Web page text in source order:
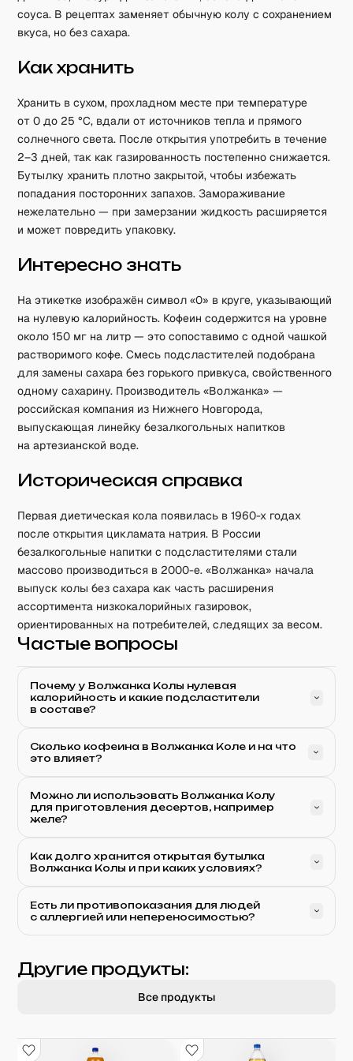
соуса. В рецептах заменяет обычную колу с сохранением
вкуса, но без сахара.
Как хранить
Хранить в сухом, прохладном месте при температуре
от 0 до 25 °C, вдали от источников тепла и прямого
солнечного света. После открытия употребить в течение
2–3 дней, так как газированность постепенно снижается.
Бутылку хранить плотно закрытой, чтобы избежать
попадания посторонних запахов. Замораживание
нежелательно — при замерзании жидкость расширяется
и может повредить упаковку.
Интересно знать
На этикетке изображён символ «0» в круге, указывающий
на нулевую калорийность. Кофеин содержится на уровне
около 150 мг на литр — это сопоставимо с одной чашкой
растворимого кофе. Смесь подсластителей подобрана
для замены сахара без горького привкуса, свойственного
одному сахарину. Производитель «Волжанка» —
российская компания из Нижнего Новгорода,
выпускающая линейку безалкогольных напитков
на артезианской воде.
Историческая справка
Первая диетическая кола появилась в 1960-х годах
после открытия цикламата натрия. В России
безалкогольные напитки с подсластителями стали
массово производиться в 2000-е. «Волжанка» начала
выпуск колы без сахара как часть расширения
ассортимента низкокалорийных газировок,
ориентированных на потребителей, следящих за весом.
Частые вопросы
Почему у Волжанка Колы нулевая
калорийность и какие подсластители
в составе?
Сколько кофеина в Волжанка Коле и на что
это влияет?
Можно ли использовать Волжанка Колу
для приготовления десертов, например
желе?
Как долго хранится открытая бутылка
Волжанка Колы и при каких условиях?
Есть ли противопоказания для людей
с аллергией или непереносимостью?
Другие продукты:
Все продукты